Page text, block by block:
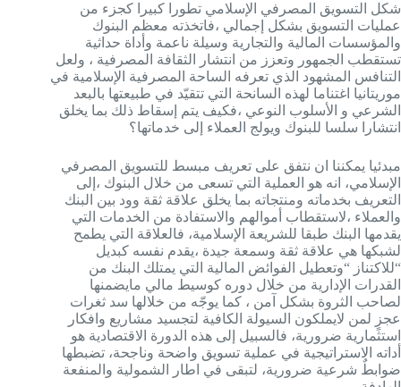
شكل التسويق المصرفي الإسلامي تطورا كبيرا كجزء من
عمليات التسويق بشكل إجمالي ،فاتخذته معظم البنوك
والمؤسسات المالية والتجارية وسيلة ناعمة وأداة حداثية
تستقطب الجمهور وتعزز من انتشار الثقافة المصرفية ، ولعل
التنافس المشهود الذي تعرفه الساحة المصرفية الإسلامية في
موريتانيا اغتناما لهذه السانحة التي تتقيّد في طبيعتها بالبعد
الشرعي و الأسلوب النوعي ،فكيف يتم إسقاط ذلك بما يخلق
انتشارا سلسا للبنوك ويولج العملاء إلى خدماتها؟
مبدئيا يمكننا ان نتفق على تعريف مبسط للتسويق المصرفي
الإسلامي، انه هو العملية التي تسعى من خلال البنوك ،إلى
التعريف بخدماته ومنتجاته بما يخلق علاقة ثقة وود بين البنك
والعملاء ،لاستقطاب أموالهم والاستفادة من الخدمات التي
يقدمها البنك طبقا للشريعة الإسلامية، فالعلاقة التي يطمح
لشبكها هي علاقة ثقة وسمعة جيدة ،يقدم نفسه كبديل
“للاكتناز “وتعطيل الفوائض المالية التي يمتلك البنك من
القدرات الإدارية من خلال دوره كوسيط مالي مايضمنها
لصاحب الثروة بشكل آمن ، كما يوجّه من خلالها سد ثغرات
عجزٍ لمن لايملكون السيولة الكافية لتجسيد مشاريع وافكار
استثمارية ضرورية، فالسبيل إلى هذه الدورة الاقتصادية هو
أداته الاستراتيجية في عملية تسويق واضحة وناجحة، تضبطها
ضوابطٌ شرعية ضرورية، لتبقى في اطار الشمولية والمنفعة